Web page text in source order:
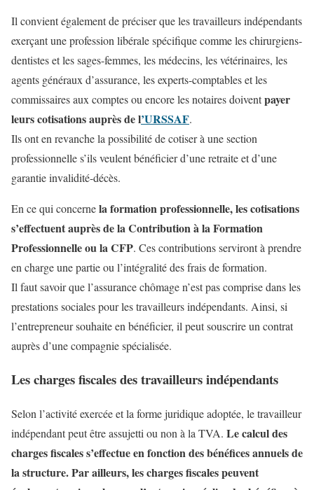
Il convient également de préciser que les travailleurs indépendants
exerçant une profession libérale spécifique comme les chirurgiens-
dentistes et les sages-femmes, les médecins, les vétérinaires, les
agents généraux d’assurance, les experts-comptables et les
commissaires aux comptes ou encore les notaires doiventpayer
leurs cotisations auprès de l’URSSAF.
Ils ont en revanche la possibilité de cotiser à une section
professionnelle s’ils veulent bénéficier d’une retraite et d’une
garantie invalidité-décès.
En ce qui concernela formation professionnelle, les cotisations
s’effectuent auprès de la Contribution à la Formation
Professionnelle ou la CFP. Ces contributions serviront à prendre
en charge une partie ou l’intégralité des frais de formation.
Il faut savoir que l’assurance chômage n’est pas comprise dans les
prestations sociales pour les travailleurs indépendants. Ainsi, si
l’entrepreneur souhaite en bénéficier, il peut souscrire un contrat
auprès d’une compagnie spécialisée.
Les charges fiscales des travailleurs indépendants
Selon l’activité exercée et la forme juridique adoptée, le travailleur
indépendant peut être assujetti ou non à la TVA. Le calcul des
charges fiscales s’effectue en fonction des bénéfices annuels de
la structure. Par ailleurs, les charges fiscales peuvent